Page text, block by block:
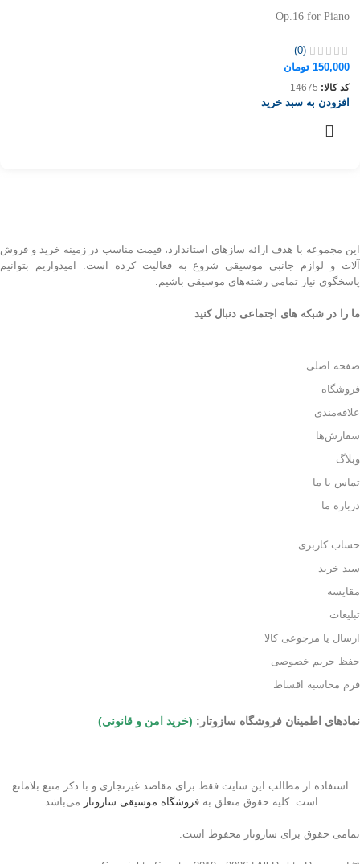
Op.16 for Piano
(0)
150,000 تومان
کد کالا: 14675
افزودن به سبد خرید
این مجموعه با هدف ارائه سازهای استاندارد، قیمت مناسب در زمینه خرید و فروش
آلات و لوازم جانبی موسیقی شروع به فعالیت کرده است. امیدواریم بتوانیم
پاسخگوی نیاز تمامی رشته‌های موسیقی باشیم.
ما را در شبکه های اجتماعی دنبال کنید
صفحه اصلی
فروشگاه
علاقه‌مندی
سفارش‌ها
وبلاگ
تماس با ما
درباره ما
حساب کاربری
سبد خرید
مقایسه
تبلیغات
ارسال یا مرجوعی کالا
حفظ حریم خصوصی
فرم محاسبه اقساط
نمادهای اطمینان فروشگاه سازوتار: (خرید امن و قانونی)
استفاده از مطالب این سایت فقط برای مقاصد غیرتجاری و با ذکر منبع بلامانع
است. کلیه حقوق متعلق به فروشگاه موسیقی سازوتار می‌باشد.
تمامی حقوق برای سازوتار محفوظ است.